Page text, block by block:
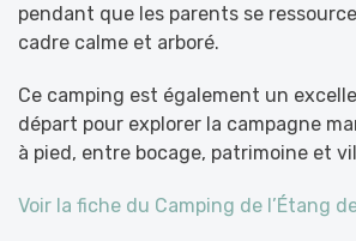
pendant que les parents se
cadre calme et arboré.
Ce camping est également un
départ pour explorer la campagne
à pied, entre bocage, patrimoine et
Voir la fiche du Camping de l’Étang